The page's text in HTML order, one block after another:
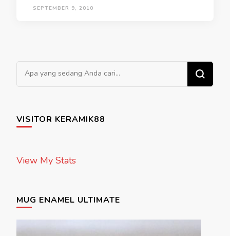
SEPTEMBER 9, 2010
Mencari Sesuatu?
VISITOR KERAMIK88
View My Stats
MUG ENAMEL ULTIMATE